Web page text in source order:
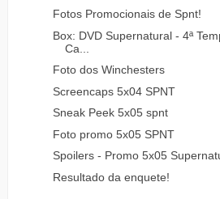
Fotos Promocionais de Spnt!
Box: DVD Supernatural - 4ª
Ca...
Foto dos Winchesters
Screencaps 5x04 SPNT
Sneak Peek 5x05 spnt
Foto promo 5x05 SPNT
Spoilers - Promo 5x05
Resultado da enquete!